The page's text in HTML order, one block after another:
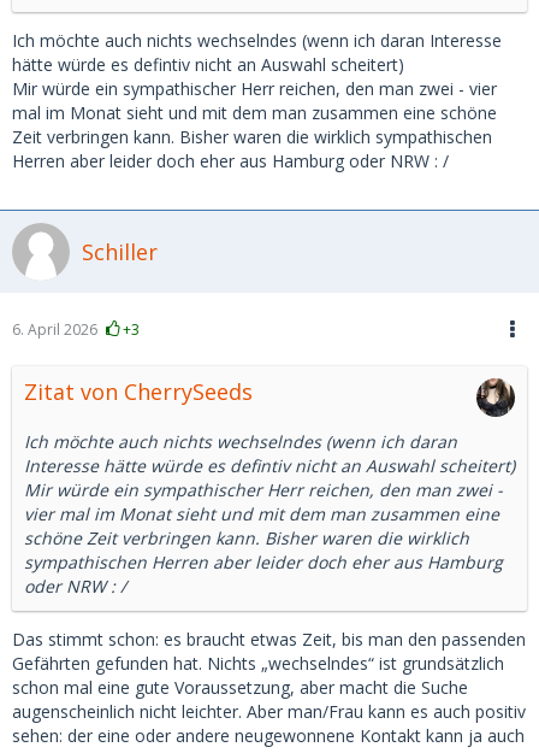
Ich möchte auch nichts wechselndes (wenn ich daran Interesse
hätte würde es defintiv nicht an Auswahl scheitert)
Mir würde ein sympathischer Herr reichen, den man zwei - vier
mal im Monat sieht und mit dem man zusammen eine schöne
Zeit verbringen kann. Bisher waren die wirklich sympathischen
Herren aber leider doch eher aus Hamburg oder NRW : /
Schiller
6. April 2026 +3
Zitat von CherrySeeds
Ich möchte auch nichts wechselndes (wenn ich daran
Interesse hätte würde es defintiv nicht an Auswahl scheitert)
Mir würde ein sympathischer Herr reichen, den man zwei -
vier mal im Monat sieht und mit dem man zusammen eine
schöne Zeit verbringen kann. Bisher waren die wirklich
sympathischen Herren aber leider doch eher aus Hamburg
oder NRW : /
Das stimmt schon: es braucht etwas Zeit, bis man den passenden
Gefährten gefunden hat. Nichts „wechselndes“ ist grundsätzlich
schon mal eine gute Voraussetzung, aber macht die Suche
augenscheinlich nicht leichter. Aber man/Frau kann es auch positiv
sehen: der eine oder andere neugewonnene Kontakt kann ja auch